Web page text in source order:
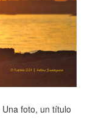
Una foto, un título